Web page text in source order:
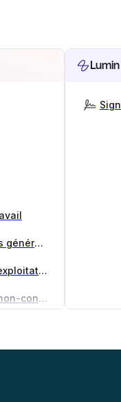
Générateur de conditions générales
Générateur d'accords d'exploitation
Générateur d'accord de non-concurrence